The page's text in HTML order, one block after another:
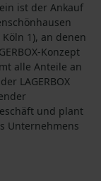
ist der Ankauf
1), an denen
Konzept
alle Anteile an
LAGERBOX
und plant
Unternehmens